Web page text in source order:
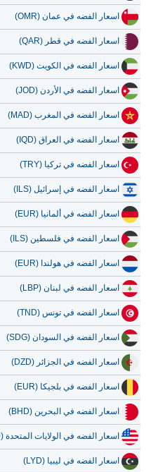
13 يوليو 2026
12 يوليو 2026
11 يوليو 2026
10 يوليو 2026
9 يوليو 2026
8 يوليو 2026
اسعار الفضه في عمان (OMR)
اسعار الفضه في قطر (QAR)
اسعار الفضه في الكويت (KWD)
اسعار الفضه في الأردن (JOD)
اسعار الفضه في المغرب (MAD)
اسعار الفضه في العراق (IQD)
اسعار الفضه في تركيا (TRY)
اسعار الفضه في إسرائيل (ILS)
اسعار الفضه في ألمانيا (EUR)
اسعار الفضه في فلسطين (ILS)
اسعار الفضه في هولندا (EUR)
اسعار الفضه في لبنان (LBP)
اسعار الفضه في تونس (TND)
اسعار الفضه في السودان (SDG)
اسعار الفضه في الجزائر (DZD)
اسعار الفضه في بلجيكا (EUR)
اسعار الفضه في البحرين (BHD)
اسعار الفضه في الولايات المتحدة (USD)
اسعار الفضه في ليبيا (LYD)